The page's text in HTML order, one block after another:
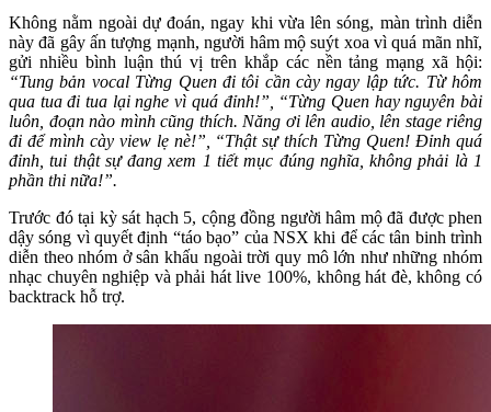
Không nằm ngoài dự đoán, ngay khi vừa lên sóng, màn trình diễn
này đã gây ấn tượng mạnh, người hâm mộ suýt xoa vì quá mãn nhĩ,
gửi nhiều bình luận thú vị trên khắp các nền tảng mạng xã hội:
“Tung bản vocal Từng Quen đi tôi cần cày ngay lập tức. Từ hôm
qua tua đi tua lại nghe vì quá đỉnh!”, “Từng Quen hay nguyên bài
luôn, đoạn nào mình cũng thích. Năng ơi lên audio, lên stage riêng
đi để mình cày view lẹ nè!”, “Thật sự thích Từng Quen! Đỉnh quá
đỉnh, tui thật sự đang xem 1 tiết mục đúng nghĩa, không phải là 1
phần thi nữa!”.
Trước đó tại kỳ sát hạch 5, cộng đồng người hâm mộ đã được phen
dậy sóng vì quyết định “táo bạo” của NSX khi để các tân binh trình
diễn theo nhóm ở sân khấu ngoài trời quy mô lớn như những nhóm
nhạc chuyên nghiệp và phải hát live 100%, không hát đè, không có
backtrack hỗ trợ.